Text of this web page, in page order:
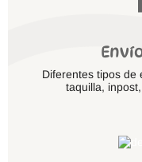
Diferentes tipos de
taquilla,